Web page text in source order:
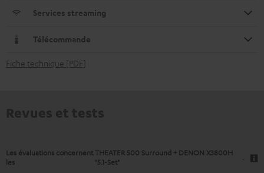
Services streaming
Télécommande
Fiche technique [PDF]
Les évaluations concernent
les
THEATER 500 Surround + DENON X3800H
"5.1-Set"
.